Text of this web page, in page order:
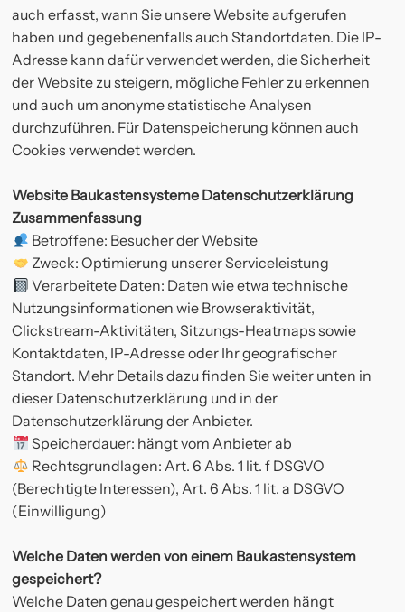
auch erfasst, wann Sie unsere Website aufgerufen
haben und gegebenenfalls auch Standortdaten. Die IP-
Adresse kann dafür verwendet werden, die Sicherheit
der Website zu steigern, mögliche Fehler zu erkennen
und auch um anonyme statistische Analysen
durchzuführen. Für Datenspeicherung können auch
Cookies verwendet werden.
Website Baukastensysteme Datenschutzerklärung
Zusammenfassung
Betroffene: Besucher der Website
Zweck: Optimierung unserer Serviceleistung
Verarbeitete Daten: Daten wie etwa technische
Nutzungsinformationen wie Browseraktivität,
Clickstream-Aktivitäten, Sitzungs-Heatmaps sowie
Kontaktdaten, IP-Adresse oder Ihr geografischer
Standort. Mehr Details dazu finden Sie weiter unten in
dieser Datenschutzerklärung und in der
Datenschutzerklärung der Anbieter.
Speicherdauer: hängt vom Anbieter ab
Rechtsgrundlagen: Art. 6 Abs. 1 lit. f DSGVO
(Berechtigte Interessen), Art. 6 Abs. 1 lit. a DSGVO
(Einwilligung)
Welche Daten werden von einem Baukastensystem
gespeichert?
Welche Daten genau gespeichert werden hängt